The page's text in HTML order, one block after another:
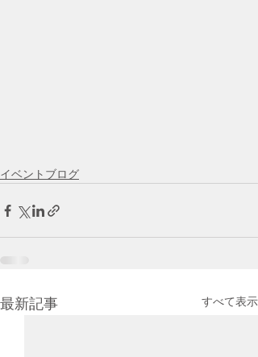
イベントブログ
最新記事 すべて表示